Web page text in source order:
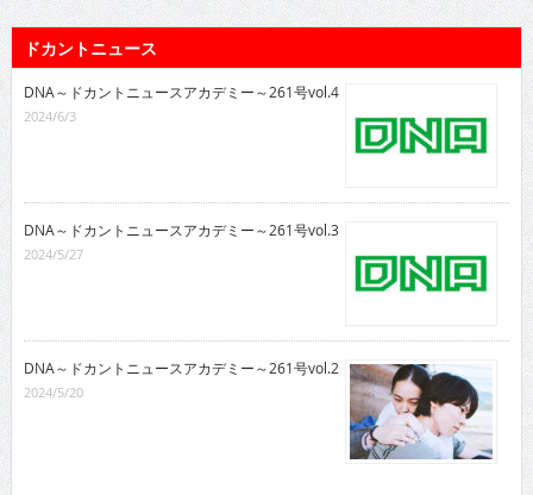
ドカントニュース
DNA～ドカントニュースアカデミー～261号vol.4
2024/6/3
DNA～ドカントニュースアカデミー～261号vol.3
2024/5/27
DNA～ドカントニュースアカデミー～261号vol.2
2024/5/20